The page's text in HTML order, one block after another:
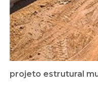
projeto estrutural